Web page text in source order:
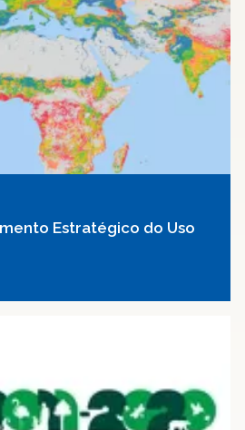
Estratégico do Uso